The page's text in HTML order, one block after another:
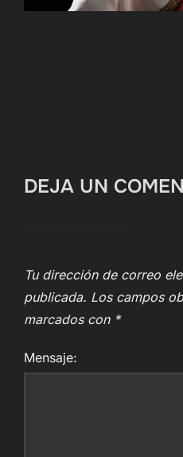
DEJA UN
Tu dirección de correo
publicada. Los campos
marcados con *
Mensaje: